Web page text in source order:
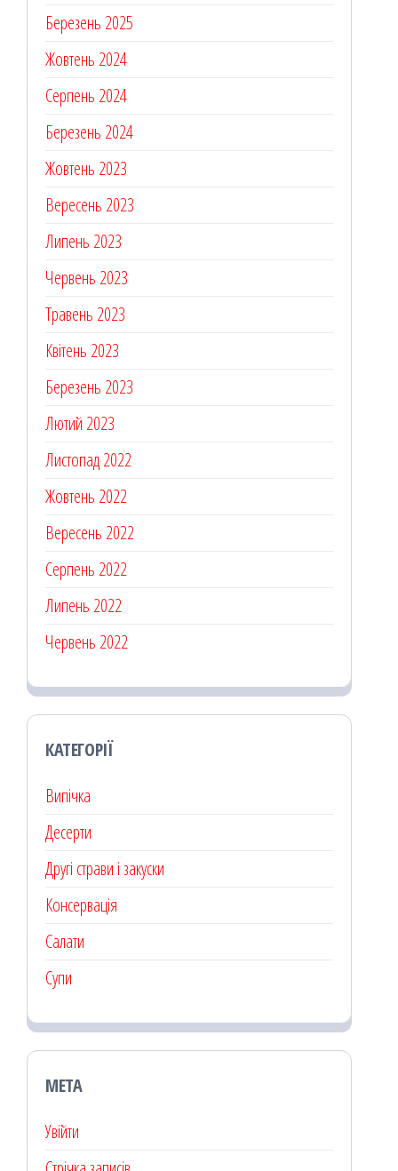
Березень 2025
Жовтень 2024
Серпень 2024
Березень 2024
Жовтень 2023
Вересень 2023
Липень 2023
Червень 2023
Травень 2023
Квітень 2023
Березень 2023
Лютий 2023
Листопад 2022
Жовтень 2022
Вересень 2022
Серпень 2022
Липень 2022
Червень 2022
КАТЕГОРІЇ
Випічка
Десерти
Другі страви і закуски
Консервація
Салати
Супи
МЕТА
Увійти